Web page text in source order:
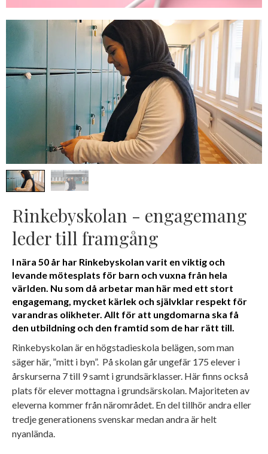
Rinkebyskolan - engagemang
leder till framgång
I nära 50 år har Rinkebyskolan varit en viktig och
levande mötesplats för barn och vuxna från hela
världen. Nu som då arbetar man här med ett stort
engagemang, mycket kärlek och självklar respekt för
varandras olikheter. Allt för att ungdomarna ska få
den utbildning och den framtid som de har rätt till.
Rinkebyskolan är en högstadieskola belägen, som man
säger här, ”mitt i byn”. På skolan går ungefär 175 elever i
årskurserna 7 till 9 samt i grundsärklasser. Här finns också
plats för elever mottagna i grundsärskolan. Majoriteten av
eleverna kommer från närområdet. En del tillhör andra eller
tredje generationens svenskar medan andra är helt
nyanlända.